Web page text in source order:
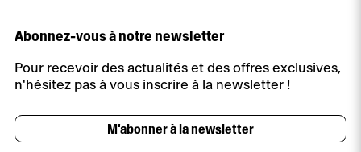
Abonnez-vous à notre newsletter
Pour recevoir des actualités et des offres exclusives,
n'hésitez pas à vous inscrire à la newsletter !
M'abonner à la newsletter